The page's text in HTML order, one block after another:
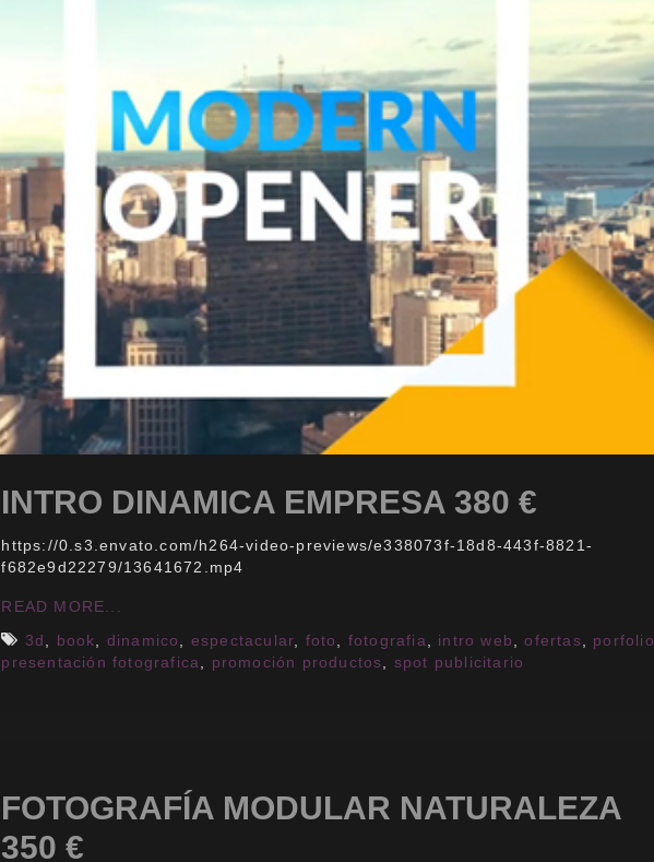
INTRO DINAMICA EMPRESA 380 €
https://0.s3.envato.com/h264-video-previews/e338073f-18d8-443f-8821-
f682e9d22279/13641672.mp4
READ MORE...
3d
book dinamico espectacular foto fotografia intro web ,ofertas porfolio
presentación fotografica
promoción productos spot publicitario
FOTOGRAFÍA MODULAR NATURALEZA
350 €